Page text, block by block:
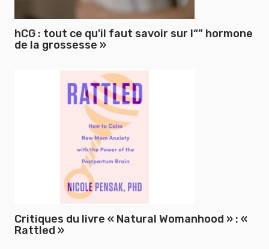
hCG : tout ce qu'il faut savoir sur l“” hormone
de la grossesse »
Critiques du livre « Natural Womanhood » : «
Rattled »